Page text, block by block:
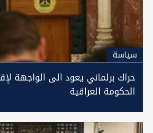
سیاسة
حراك برلماني يعود الى الواجهة
الحكومة العراقية